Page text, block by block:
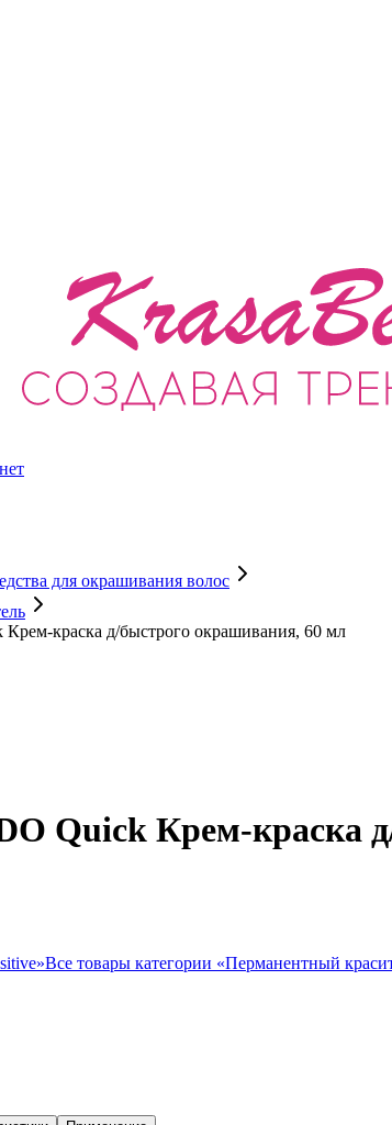
для окрашивания волос
Крем-краска д/быстрого окрашивания, 60 мл
Quick Крем-краска
»Все товары категории «Перманентный